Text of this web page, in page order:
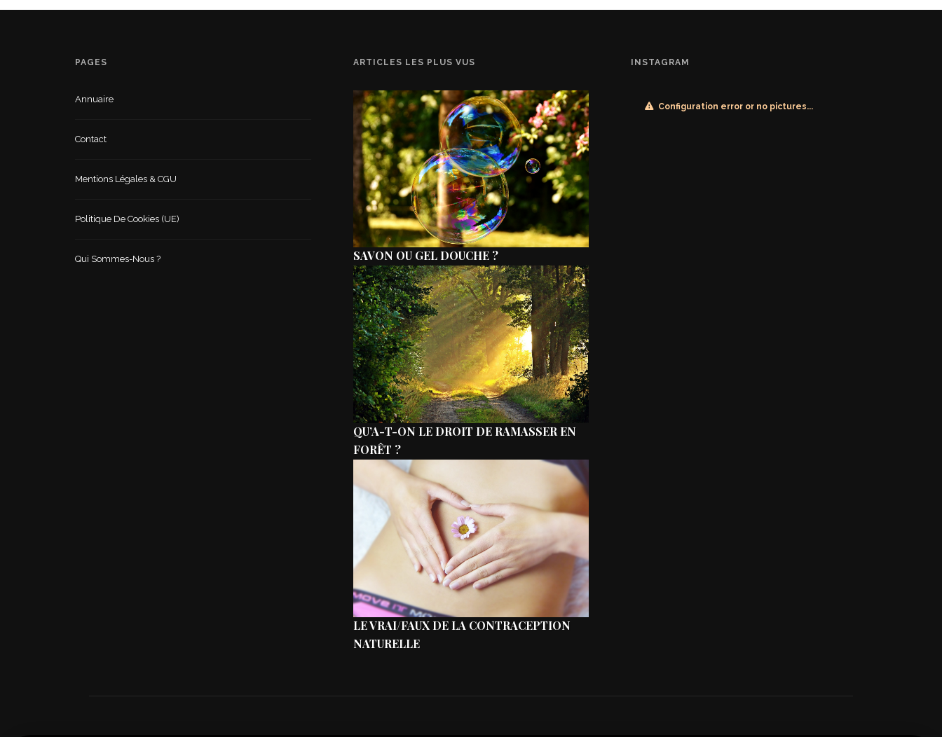
PAGES
Annuaire
Contact
Mentions Légales & CGU
Politique De Cookies (UE)
Qui Sommes-Nous ?
ARTICLES LES PLUS VUS
SAVON OU GEL DOUCHE ?
QU’A-T-ON LE DROIT DE RAMASSER EN
FORÊT ?
LE VRAI/FAUX DE LA CONTRACEPTION
NATURELLE
INSTAGRAM
Configuration error or no pictures...